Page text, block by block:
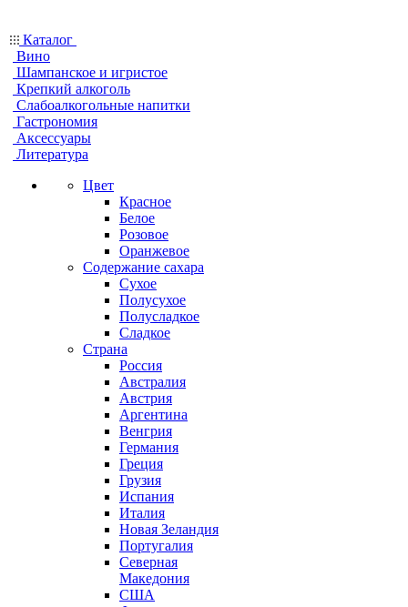
Каталог
Вино
Шампанское и игристое
Крепкий алкоголь
Слабоалкогольные напитки
Гастрономия
Аксессуары
Литература
Цвет
Красное
Белое
Розовое
Оранжевое
Содержание сахара
Сухое
Полусухое
Полусладкое
Сладкое
Страна
Россия
Австралия
Австрия
Аргентина
Венгрия
Германия
Греция
Грузия
Испания
Италия
Новая Зеландия
Португалия
Северная
Македония
США